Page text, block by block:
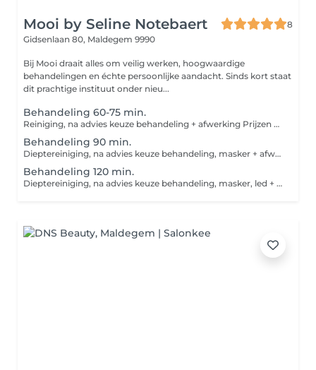
Mooi by Seline Notebaert
8
Gidsenlaan 80, Maldegem 9990
Bij Mooi draait alles om veilig werken, hoogwaardige
behandelingen en échte persoonlijke aandacht. Sinds kort staat
dit prachtige instituut onder nieu...
Behandeling 60-75 min.
Reiniging, na advies keuze behandeling + afwerking Prijzen kunnen afwijken na keuze behandeling
Behandeling 90 min.
Dieptereiniging, na advies keuze behandeling, masker + afwerking Prijzen kunnen afwijken na keuze behandeling
Behandeling 120 min.
Dieptereiniging, na advies keuze behandeling, masker, led + massage + afwerking Prijzen kunnen afwijken na keuze behandeling